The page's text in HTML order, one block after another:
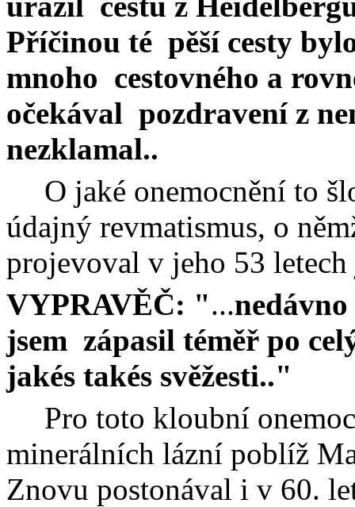
Příčinou té pěší cesty
mnoho cestovného a
očekával pozdravení z
nezklamal..
O jaké onemocnění to
údajný revmatismus, o
projevoval v jeho 53
VYPRAVĚČ: "...
jsem zápasil téměř po
jakés takés svěžesti.."
Pro toto kloubní
minerálních lázní poblíž
Znovu postonával i v 60.